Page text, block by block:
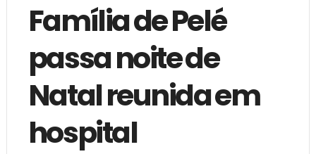
Família de Pelé
passa noite de
Natal reunida em
hospital